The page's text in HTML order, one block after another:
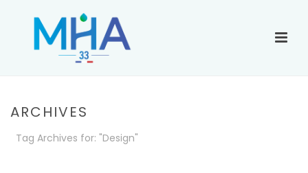
ARCHIVES
Tag Archives for: "Design"